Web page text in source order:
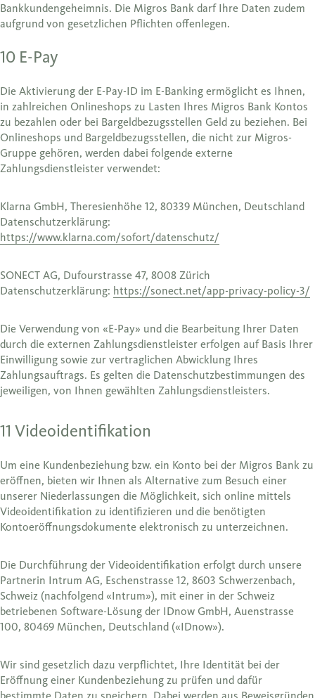
Bankkundengeheimnis. Die Migros Bank darf Ihre Daten zudem
aufgrund von gesetzlichen Pflichten offenlegen.
10 E-Pay
Die Aktivierung der E-Pay-ID im E-Banking ermöglicht es Ihnen,
in zahlreichen Onlineshops zu Lasten Ihres Migros Bank Kontos
zu bezahlen oder bei Bargeldbezugsstellen Geld zu beziehen. Bei
Onlineshops und Bargeldbezugsstellen, die nicht zur Migros-
Gruppe gehören, werden dabei folgende externe
Zahlungsdienstleister verwendet:
Klarna GmbH, Theresienhöhe 12, 80339 München, Deutschland
Datenschutzerklärung:
https://www.klarna.com/sofort/datenschutz/
SONECT AG, Dufourstrasse 47, 8008 Zürich
Datenschutzerklärung: https://sonect.net/app-privacy-policy-3/
Die Verwendung von «E-Pay» und die Bearbeitung Ihrer Daten
durch die externen Zahlungsdienstleister erfolgen auf Basis Ihrer
Einwilligung sowie zur vertraglichen Abwicklung Ihres
Zahlungsauftrags. Es gelten die Datenschutzbestimmungen des
jeweiligen, von Ihnen gewählten Zahlungsdienstleisters.
11 Videoidentifikation
Um eine Kundenbeziehung bzw. ein Konto bei der Migros Bank zu
eröffnen, bieten wir Ihnen als Alternative zum Besuch einer
unserer Niederlassungen die Möglichkeit, sich online mittels
Videoidentifikation zu identifizieren und die benötigten
Kontoeröffnungsdokumente elektronisch zu unterzeichnen.
Die Durchführung der Videoidentifikation erfolgt durch unsere
Partnerin Intrum AG, Eschenstrasse 12, 8603 Schwerzenbach,
Schweiz (nachfolgend «Intrum»), mit einer in der Schweiz
betriebenen Software-Lösung der IDnow GmbH, Auenstrasse
100, 80469 München, Deutschland («IDnow»).
Wir sind gesetzlich dazu verpflichtet, Ihre Identität bei der
Eröffnung einer Kundenbeziehung zu prüfen und dafür